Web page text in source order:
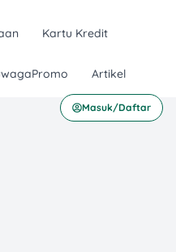
Kartu Kredit
Artikel
Masuk/Daftar